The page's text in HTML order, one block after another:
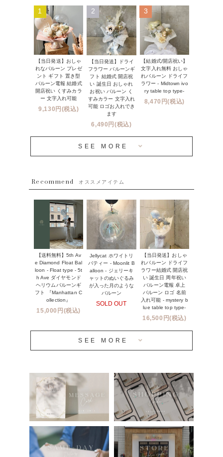
コンフェッティバルーン
フリンジバルーン
デコレーションセット
プロップスバルーン
オプション
成人式・卒業式・入学式バルーンブーケ
開店・周年祝い
発表会・劇場
その他お祝い
クリスマス
新商品
~３０００円
~５５００円
１１０００円以上
NEW YORK MIND - ニューヨークスタイルバルーン
※コンフェッティバルーン -プリント内容-
Q&A
メッセージカード・電報について
オーダーメイドについて
セミオーダーについて
フリンジバルーンについて
コンフェッティバルーンについて
ハワイウェディングサービス
企業・法人様
ウェディングコンフェッティバルーン特集
実店舗について -大阪 堀江店・名古屋 星ヶ丘店・滋賀 配送
センター店・沖縄 嘉手納基地店-
プリントサービス
前撮り写真バルーン特集
姉妹店＆関連ショップについて
安心のチャビーバルーン
おすすめ商品
バルーン自動販売機
浮くバルーンオーダーメイド - coming soonn -
卓上バルーンオーダーメイド
1
【当日発送】おしゃ
れなバルーン プレゼ
ント ギフト 置き型
バルーン電報 結婚式
開店祝い くすみカラ
ー 文字入れ可能
9,130円(税込)
2
【当日発送】ドライ
フラワー バルーンギ
フト 結婚式 開店祝
い 誕生日 おしゃれ
お祝い バルーン く
すみカラー 文字入れ
可能 ロゴお入れでき
ます
6,490円(税込)
3
【結婚式/開店祝い】
文字入れ無料 おしゃ
れバルーン ドライフ
ラワー - Midtown ivo
ry table top type-
8,470円(税込)
SEE MORE
Recommend オススメアイテム
【送料無料】5th Av
e Diamond Float Bal
loon - Float type - 5t
h Ave ダイヤモンド
ヘリウムバルーンギ
フト 『Manhattan C
ollection』
15,000円(税込)
Jellycat ホワイトリ
バティー - Moonlit B
alloon - ジェリーキ
ャットのぬいぐるみ
が入った月のような
バルーン
SOLD OUT
【当日発送】おしゃ
れバルーン ドライフ
ラワー結婚式 開店祝
い 誕生日 周年祝い
バルーン電報 卓上
バルーン ロゴ 名前
入れ可能 - mystery b
lue table top type-
16,500円(税込)
SEE MORE